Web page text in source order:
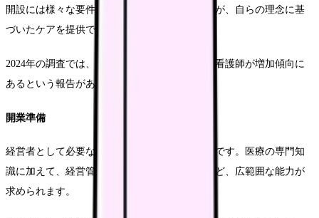
開設には様々な要件や手続きが必要となりますが、自らの理念に基
づいたケアを提供できる魅力があります。
2024年の調査では、開業に興味を持つ訪問診療看護師が増加傾向に
あるという報告があります。
開業準備
経営者として必要な知識やスキルの習得が重要です。医療の専門知
識に加えて、経営管理、人材育成、地域連携など、広範囲な能力が
求められます。